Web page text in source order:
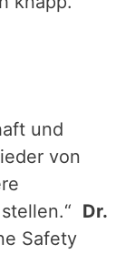
und
von
Dr.
Safety